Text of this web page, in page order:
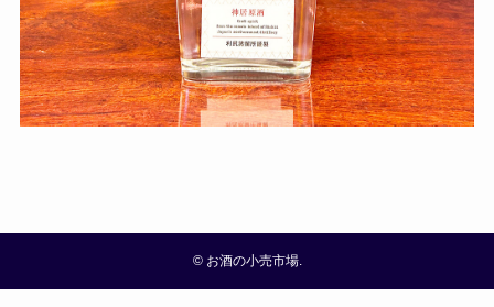
©お酒の小売市場.